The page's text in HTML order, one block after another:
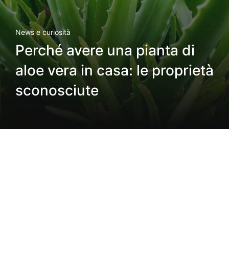
News e curiosità
Perché avere una pianta di
aloe vera in casa: le proprietà
sconosciute